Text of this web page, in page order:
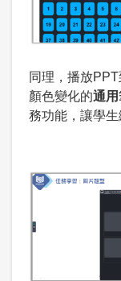
同理，播放
顏色變化的通用
務功能，讓學生